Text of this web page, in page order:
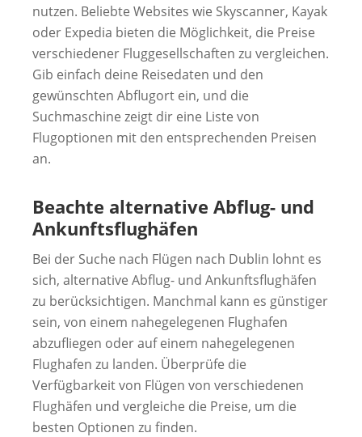
nutzen. Beliebte Websites wie Skyscanner, Kayak
oder Expedia bieten die Möglichkeit, die Preise
verschiedener Fluggesellschaften zu vergleichen.
Gib einfach deine Reisedaten und den
gewünschten Abflugort ein, und die
Suchmaschine zeigt dir eine Liste von
Flugoptionen mit den entsprechenden Preisen
an.
Beachte alternative Abflug- und
Ankunftsflughäfen
Bei der Suche nach Flügen nach Dublin lohnt es
sich, alternative Abflug- und Ankunftsflughäfen
zu berücksichtigen. Manchmal kann es günstiger
sein, von einem nahegelegenen Flughafen
abzufliegen oder auf einem nahegelegenen
Flughafen zu landen. Überprüfe die
Verfügbarkeit von Flügen von verschiedenen
Flughäfen und vergleiche die Preise, um die
besten Optionen zu finden.